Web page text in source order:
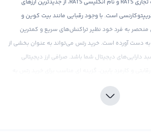
ارز دیجیتال رتس، با علامت تجاری RATS و نام انگلیسی RATS، از جدیدترین ارزهای
است. با وجود رقبایی مانند بیت کوین و
منحصر به فرد خود نظیر تراکنش‌های سریع و کمترین
به دست آورده است. خرید رتس می‌تواند به عنوان بخشی از
دارایی‌های دیجیتال شما باشد. صرافی ارز دیجیتالی
شکلی که در هر نوع سرمایه‌گذاری دیگری در بازار